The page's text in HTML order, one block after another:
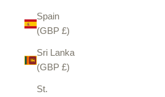
Spain
(GBP £)
Sri Lanka
(GBP £)
St.